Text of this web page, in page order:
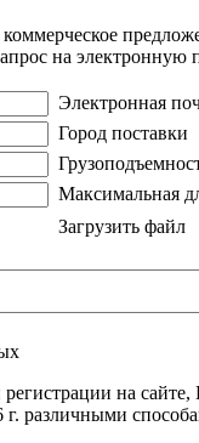
на электронную
Электронная
Город поставки
Максимальная
Загрузить файл
на
различными